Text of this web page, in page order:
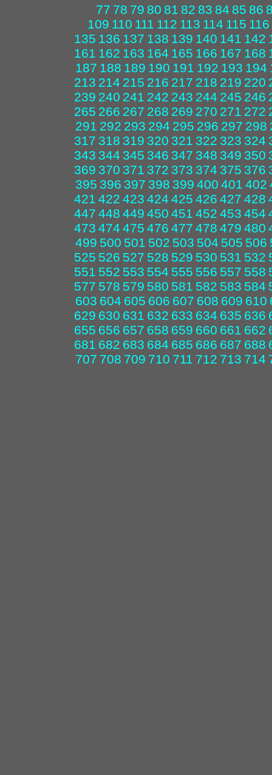
77 78 79 80 81 82 83 84 85 86
109 110 111 112 113 114 115 116
135 136 137 138 139 140 141 142
161 162 163 164 165 166 167 168
187 188 189 190 191 192 193 194
213 214 215 216 217 218 219 220
239 240 241 242 243 244 245 246
265 266 267 268 269 270 271 272
291 292 293 294 295 296 297 298
317 318 319 320 321 322 323 324
343 344 345 346 347 348 349 350
369 370 371 372 373 374 375 376
395 396 397 398 399 400 401 402
421 422 423 424 425 426 427 428
447 448 449 450 451 452 453 454
473 474 475 476 477 478 479 480
499 500 501 502 503 504 505 506
525 526 527 528 529 530 531 532
551 552 553 554 555 556 557 558
577 578 579 580 581 582 583 584
603 604 605 606 607 608 609 610
629 630 631 632 633 634 635 636
655 656 657 658 659 660 661 662
681 682 683 684 685 686 687 688
707 708 709 710 711 712 713 714